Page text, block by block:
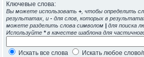
Ключевые слова:
Вы можете использовать +, чтобы определить
результатах, и - для слов, которых в
можете разделить слова символом | для поиска
Используйте *в качестве шаблона для
Искать все слова
Искать любое